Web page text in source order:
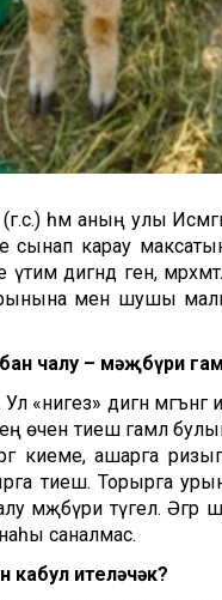
һәм аның улы
сынап карау
үтим дигәндә генә,
менә шушы малны
чалу – мәҗбүри
«нигез» дигән
өчен тиеш гамәл
киеме, ашарга
тиеш. Торырга
мәҗбүри түгел. Әгәр
саналмас.
кабул ителәчәк?